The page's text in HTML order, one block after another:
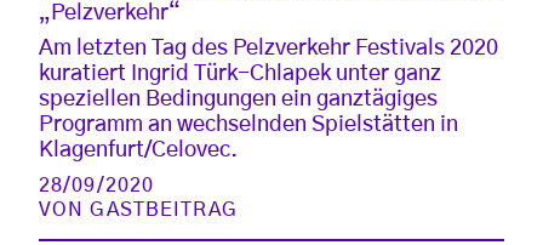
„Pelzverkehr“
Am letzten Tag des Pelzverkehr Festivals 2020
kuratiert Ingrid Türk-Chlapek unter ganz
speziellen Bedingungen ein ganztägiges
Programm an wechselnden Spielstätten in
Klagenfurt/Celovec.
28/09/2020
VONGASTBEITRAG